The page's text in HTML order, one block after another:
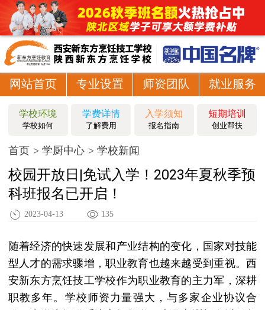
网站首页 专业设置 师资团队 就业服务
学校环境
学校如何
学费详情
了解费用
入学须知
报名指南
短期培训
创业帮扶
首页 学厨中心 学校新闻
校园开放日|免试入学！2023年夏秋季预
科班报名已开启！
2023-04-13 135
随着经济的快速发展和产业结构的变化，国家对技能
型人才的需求骤增，职业教育也越来越受到重视。西
安新东方烹饪技工学校作为职业教育的主力军，深耕
职教多年。学校师资力量强大，与多家企业协议合